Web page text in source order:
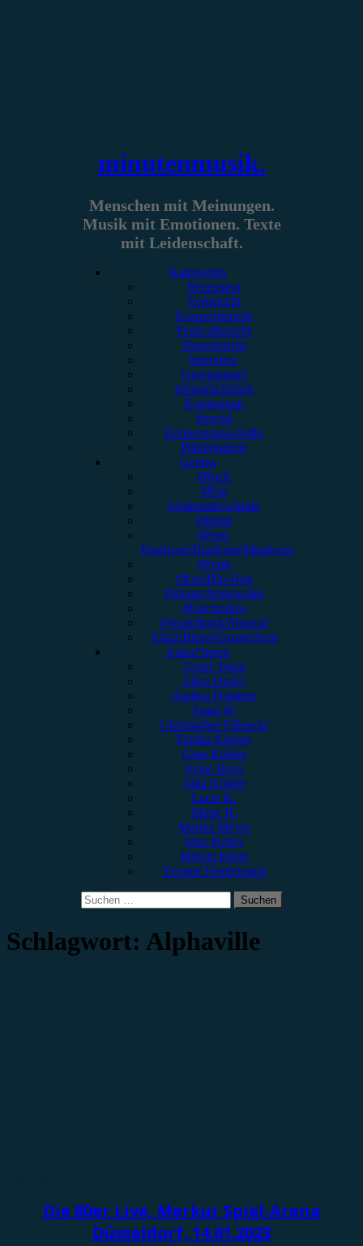
minutenmusik.
Menschen mit Meinungen.
Musik mit Emotionen. Texte
mit Leidenschaft.
Kategorien
Rezension
Vorbericht
Konzertbericht
Festivalbericht
Showbericht
Interview
Gewinnspiel
Jahresrückblick
Kommentar
Special
Erinnerungswürdig
Bildergalerie
Genres
#Rock
#Pop
#Alternative/Indie
#Metal
#Post-
Hardcore/Hardcore/Metalcore
#Punk
#Rap/Hip-Hop
#Singer/Songwriter
#Electronica
#Soundtrack/Musical
#Jazz/Blues/Gospel/Soul
Autor*innen
Unser Team
Alina Hasky
Andrea Holstein
Anna W.
Christopher Filipecki
Emilia Knebel
Gina Köhler
Jonas Horn
Julia Köhler
Lucie K.
Marie H.
Marius Meyer
Max Keller
Melvin Klein
Yvonne Hopfensack
Suchen
nach:
Schlagwort: Alphaville
Die 80er Live, Merkur Spiel-Arena
Düsseldorf, 14.01.2023